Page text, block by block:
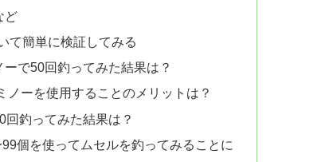
ど
て簡単に検証してみる
ーで50回釣ってみた結果は？
ノーを使用することのメリットは？
回釣ってみた結果は？
個を使ってムセルを釣ってみることに